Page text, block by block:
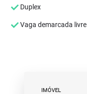
Duplex
Vaga demarcada livre
IMÓVEL